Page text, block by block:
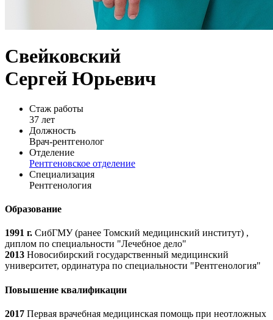
Свейковский
Сергей Юрьевич
Стаж работы
37 лет
Должность
Врач-рентгенолог
Отделение
Рентгеновское отделение
Специализация
Рентгенология
Образование
1991 г. СибГМУ (ранее Томский медицинский институт) ,
диплом по специальности "Лечебное дело"
2013 Новосибирский государственный медицинский
университет, ординатура по специальности "Рентгенология"
Повышение квалификации
2017 Первая врачебная медицинская помощь при неотложных